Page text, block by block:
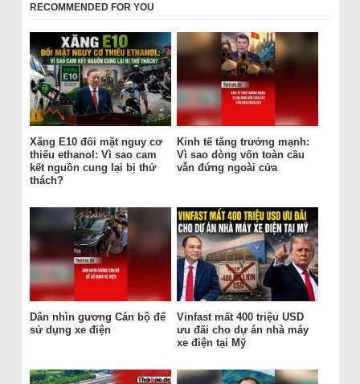
RECOMMENDED FOR YOU
Xăng E10 đối mặt nguy cơ
thiếu ethanol: Vì sao cam
kết nguồn cung lại bị thử
thách?
Kinh tế tăng trưởng mạnh:
Vì sao dòng vốn toàn cầu
vẫn đứng ngoài cửa
Dân nhìn gương Cán bộ để
sử dụng xe điện
Vinfast mất 400 triệu USD
ưu đãi cho dự án nhà máy
xe điện tại Mỹ